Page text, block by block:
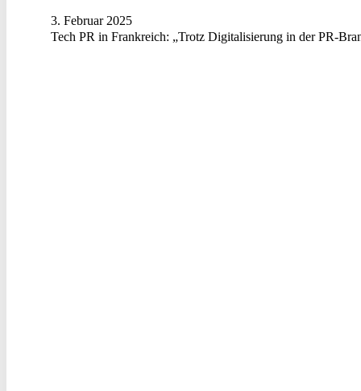
3. Februar 2025
Tech PR in Frankreich: „Trotz Digitalisierung in der PR-